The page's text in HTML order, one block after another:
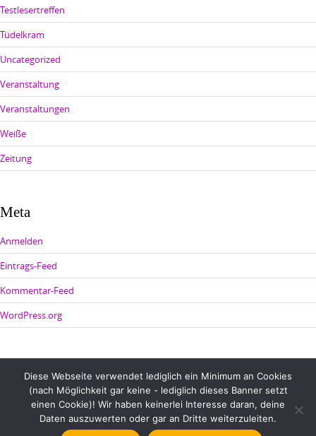
Testlesertreffen
Tüdelkram
Uncategorized
Veranstaltung
Veranstaltungen
Weiße
Zeitung
Meta
Anmelden
Eintrags-Feed
Kommentar-Feed
WordPress.org
Diese Webseite verwendet lediglich ein Minimum an Cookies
(nach Möglichkeit gar keine - lediglich dieses Banner setzt
einen Cookie)! Wir haben keinerlei Interesse daran, deine
Daten auszuwerten oder gar an Dritte weiterzuleiten.